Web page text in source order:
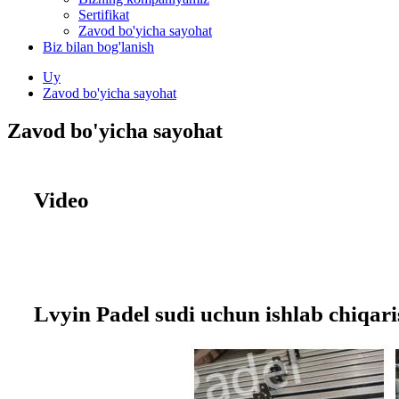
Sertifikat
Zavod bo'yicha sayohat
Biz bilan bog'lanish
Uy
Zavod bo'yicha sayohat
Zavod bo'yicha sayohat
Video
Lvyin Padel sudi uchun ishlab